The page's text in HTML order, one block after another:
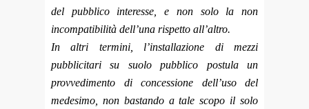
del pubblico interesse, e non solo la non
incompatibilità dell’una rispetto all’altro.
In altri termini, l’installazione di mezzi
pubblicitari su suolo pubblico postula un
provvedimento di concessione dell’uso del
medesimo, non bastando a tale scopo il solo